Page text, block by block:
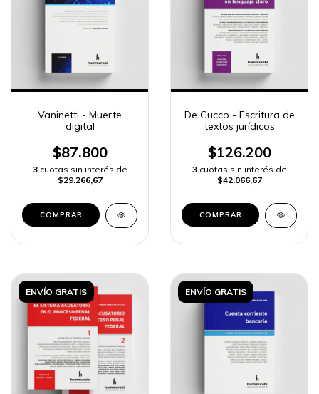
Vaninetti - Muerte
digital
$87.800
3 cuotas sin interés de
$29.266,67
COMPRAR
De Cucco - Escritura de
textos jurídicos
$126.200
3 cuotas sin interés de
$42.066,67
COMPRAR
ENVÍO GRATIS ENVÍO GRATIS